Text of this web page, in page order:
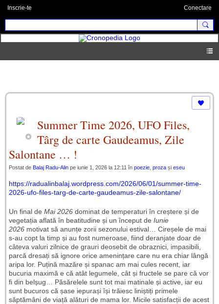
Inscrie-te Conectare
Summer Time 2026, UFO Files,
Târg de carte Gaudeamus, Zile
Salontane … !
Postat de Balaj Radu-Alin pe iunie 1, 2026 la 12:11 în poezie proza și eseu
https://radualinbalaj.wordpress.com/2026/06/01/summer-time-
2026-ufo-files-targ-de-carte-gaudeamus-zile-salontane/
Un final de Mai 2026 dominat de temperaturi în creștere și de
vegetația aflată în beatitudine și un început de Iunie
2026 motivat să anunțe zorii sezonului estival… Cireșele de mai
s-au copt la timp și au fost numeroase, fiind deranjate doar de
câteva valuri zilnice de grauri deosebit de obraznici, impasibili,
parcă dresați să ignore orice amenințare care nu era chiar lângă
aripa lor. Puțină mazăre și spanac am mai cules recent, iar
bucuria maximă e că atât legumele, cât și fructele se pare că vor
fi din belșug… Păsărelele sunt tot mai matinale și active, iar eu
sunt bucuros că șase iepurași își trăiesc liniștiți primele
săptămâni de viață alături de mama lor. Micile satisfacții de acest